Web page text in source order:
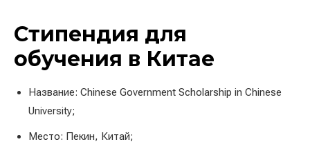
Стипендия для
обучения в Китае
Название: Chinese Government Scholarship in Chinese
University;
Место: Пекин, Китай;